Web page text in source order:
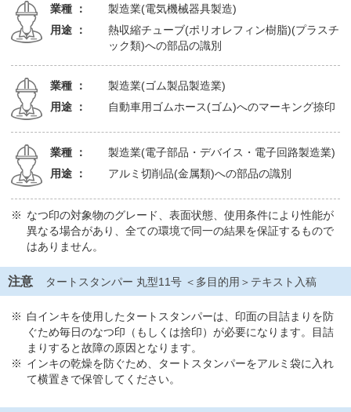
業種 ：
製造業(電気機械器具製造)
用途 ：
熱収縮チューブ(ポリオレフィン樹脂)(プラスチ
ック類)への部品の識別
業種 ：
製造業(ゴム製品製造業)
用途 ：
自動車用ゴムホース(ゴム)へのマーキング捺印
業種 ：
製造業(電子部品・デバイス・電子回路製造業)
用途 ：
アルミ切削品(金属類)への部品の識別
なつ印の対象物のグレード、表面状態、使用条件により性能が
異なる場合があり、全ての環境で同一の結果を保証するもので
はありません。
注意 タートスタンパー 丸型11号 ＜多目的用＞テキスト入稿
白インキを使用したタートスタンパーは、印面の目詰まりを防
ぐため毎日のなつ印（もしくは捨印）が必要になります。目詰
まりすると故障の原因となります。
インキの乾燥を防ぐため、タートスタンパーをアルミ袋に入れ
て横置きで保管してください。